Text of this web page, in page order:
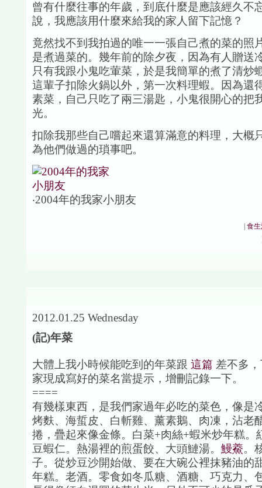
曾有什麼往事的年歲，到底什麼是應該經久不
說，我應該用什麼來給我的家人留下記憶？
竟然找不到我拍過的唯一一張自己煮的菜的照
是煮過菜的。幾年前的除夕夜，因為有人贈送
只有我跟小鬼吃葷菜，於是我簡單的煮了清炒
這輩子扣除火鍋以外，第一次料理蝦。因為還
素菜，自己只吃了兩三湯匙，小鬼很開心的把
光。
扣除我那些自己嚐起來還算滿意的料理，大概
為他們做過的瑣事吧。
‧2004年的我家小朋友
|食
2012.01.25 Wednesday
(記)年菜
大體上我小時候能吃到的年菜跟 這篇 差不多
家現成寫好的菜名當提示，增刪記錄一下。
====
有幾樣東西，是我們家過年必吃的菜色，像是
烤麩、海蜇皮、白斬雞、薰素鵝、肉凍，沾老
捲，疊起來像金條。白菜+肉絲+蝦米炒年糕。
豆蝦仁。熱湯裡的煎蛋餃、大頭鰱湯。 鰻鯗。
子。從炒豆沙開始做、要在大碗公裡抹豬油的
年糕。老酒。零食如冬瓜糖、酒糖、巧克力、